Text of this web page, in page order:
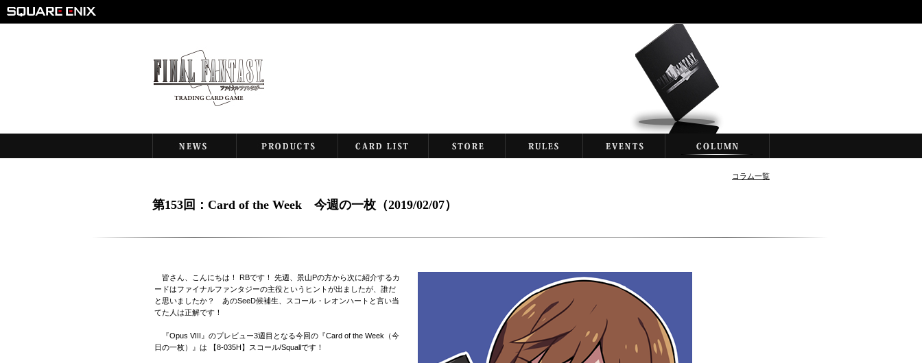
コラム一覧
第153回：Card of the Week 今週の一枚（2019/02/07）
皆さん、こんにちは！ RBです！ 先週、景山Pの方から次に紹介するカ
ードはファイナルファンタジーの主役というヒントが出ましたが、誰だ
と思いましたか？ あのSeeD候補生、スコール・レオンハートと言い当
てた人は正解です！
『Opus VIII』のプレビュー3週目となる今回の『Card of the Week（今
日の一枚）』は 【8-035H】スコール/Squallです！